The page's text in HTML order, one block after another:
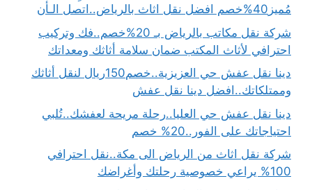
مُميز40%خصم افضل نقل اثاث بالرياض..اتصل الـأن
شركة نقل مكاتب بالرياض بـ 20%خصم..فك وتركيب
احترافي لأثاث المكتب ضمان سلامة أثاثك ومعداتك
دينا نقل عفش حي العزيزية..خصم150ريال لنقل أثاثك
وممتلكاتك..افضل دينا نقل عفش
دينا نقل عفش حي العليا..رحلة مريحة لعفشك..تُلبي
احتياجاتك على الفور..20% خصم
شركة نقل اثاث من الرياض الى مكة..نقل احترافي
100% يراعي خصوصية رحلتك وأغراضك